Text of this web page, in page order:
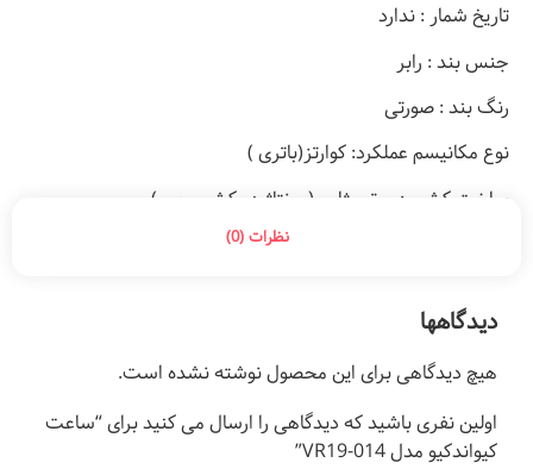
تاریخ شمار : ندارد
جنس بند : رابر
رنگ بند : صورتی
نوع مکانیسم عملکرد: کوارتز(باتری )
ساخت کشور : موتور ژاپن (مونتاژ در کشور چین)
نظرات (0)
دیدگاهها
هیچ دیدگاهی برای این محصول نوشته نشده است.
اولین نفری باشید که دیدگاهی را ارسال می کنید برای “ساعت
کیواندکیو مدل VR19-014”